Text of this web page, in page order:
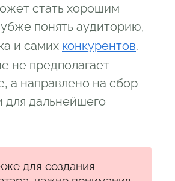
стать хорошим
понять аудиторию,
и самих конкурентов.
не предполагает
а направлено на сбор
дальнейшего
для создания